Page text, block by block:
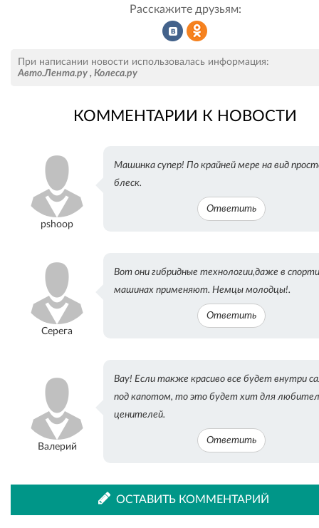
Расскажите друзьям:
во
При написании новости использовалась информация:
Авто.Лента.ру , Колеса.ру
КОММЕНТАРИИ К НОВОСТИ
pshoop
Машинка супер! По крайней мере на вид
блеск.
Ответить
Серега
Вот они гибридные технологии,даже в
машинах применяют. Немцы молодцы!.
Ответить
Валерий
Вау! Если также красиво все будет внутри
под капотом, то это будет хит для
ценителей.
Ответить
ОСТАВИТЬ КОММЕНТАРИЙ